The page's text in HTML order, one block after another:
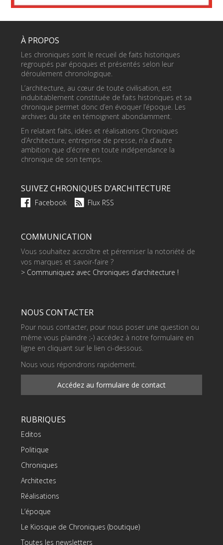
À PROPOS
Les chroniques sont le recueil de faits historiques
regroupés par époques et présentés selon leur
déroulement chronologique.
L’architecture, au cœur de toute civilisation, est
indubitablement constituée de faits historiques et sa
chronique permet donc d’en évoquer l’époque. Les
archives du site en témoignent abondamment.
En relatant faits, idées et réalisations Chroniques
d’Architecture, entreprise de presse, n’a d’autre
ambition que d’écrire en toute indépendance la
chronique de son temps.
SUIVEZ CHRONIQUES D’ARCHITECTURE
Facebook Flux RSS
COMMUNICATION
Vous souhaitez accroître et pérenniser la notoriété de
vos marques et savoir-faire ?
> Communiquez avec Chroniques d’architecture !
NOUS CONTACTER
Pour nous contacter, pour nous poser une question ou
même vous plaindre ;-) accédez à notre formulaire en
ligne en cliquant sur le lien ci-dessous.
Nous vous répondrons rapidement.
Accédez au formulaire de contact
RUBRIQUES
Editos
Politique
Chroniques
Architectes
Réalisations
L’époque
Le Kiosque de Chroniques (boutique)
Toutes les newsletters